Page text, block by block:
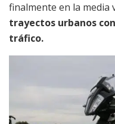
finalmente en la media
trayectos urbanos
tráfico.